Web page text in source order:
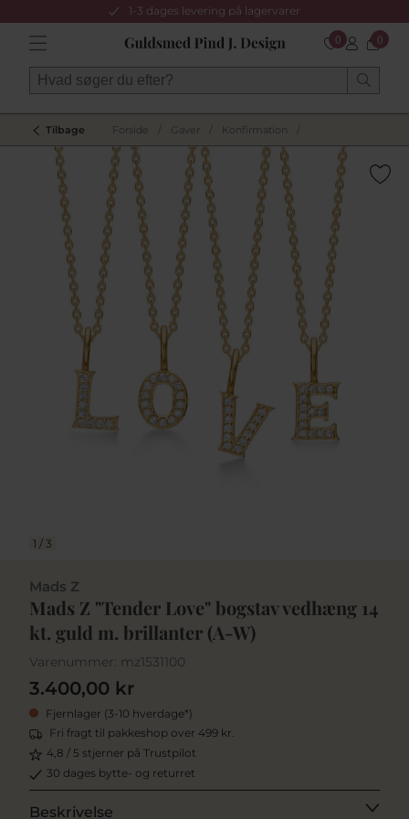
1-3 dages levering på lagervarer
0 0
Tilbage Forside Gaver Konfirmation
1 / 3
Mads Z
Mads Z "Tender Love" bogstav vedhæng 14
kt. guld m. brillanter (A-W)
Varenummer: mz1531100
3.400,00 kr
Fjernlager (3-10 hverdage*)
Fri fragt til pakkeshop over 499 kr.
4,8 / 5 stjerner på Trustpilot
30 dages bytte- og returret
Beskrivelse